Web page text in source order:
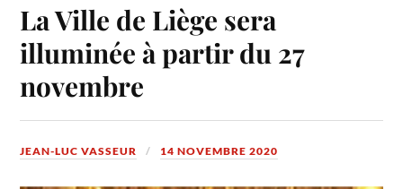
La Ville de Liège sera
illuminée à partir du 27
novembre
JEAN-LUC VASSEUR 14 NOVEMBRE 2020